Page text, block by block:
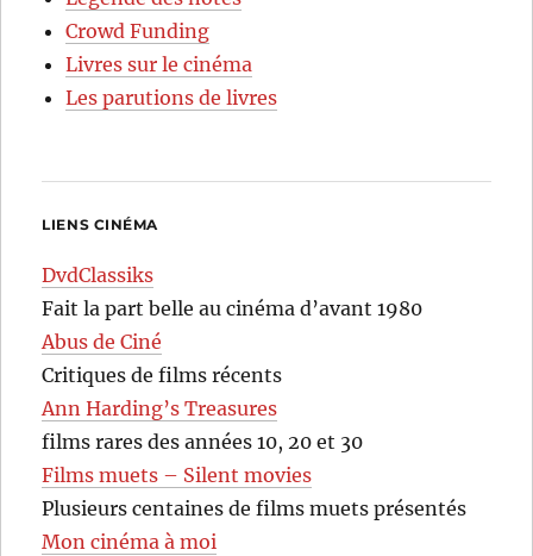
Crowd Funding
Livres sur le cinéma
Les parutions de livres
LIENS CINÉMA
DvdClassiks
Fait la part belle au cinéma d’avant 1980
Abus de Ciné
Critiques de films récents
Ann Harding’s Treasures
films rares des années 10, 20 et 30
Films muets – Silent movies
Plusieurs centaines de films muets présentés
Mon cinéma à moi